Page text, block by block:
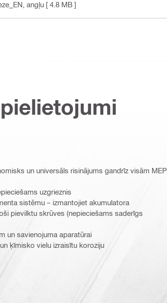
, angļu [ 4.8 MB ]
un universāls risinājums gandrīz visām MEP
uzgrieznis
sistēmu – izmantojiet akumulatora
pievilktu skrūves (nepieciešams saderīgs
un savienojuma aparatūrai
ķīmisko vielu izraisītu koroziju